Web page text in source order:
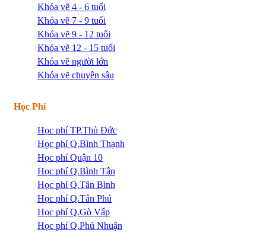
Khóa vẽ 4 - 6 tuổi
Khóa vẽ 7 - 9 tuổi
Khóa vẽ 9 - 12 tuổi
Khóa vẽ 12 - 15 tuổi
Khóa vẽ người lớn
Khóa vẽ chuyên sâu
Học Phí
Học phí TP.Thủ Đức
Học phí Q.Bình Thạnh
Học phí Quận 10
Học phí Q.Bình Tân
Học phí Q.Tân Bình
Học phí Q.Tân Phú
Học phí Q.Gò Vấp
Học phí Q.Phú Nhuận